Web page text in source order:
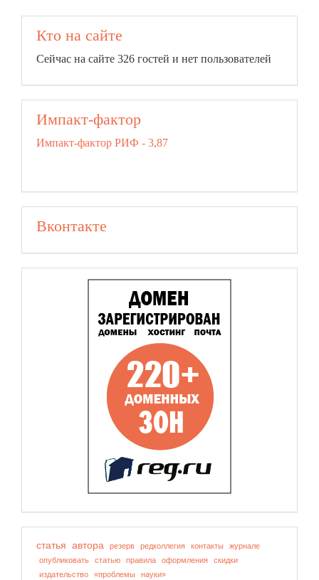
Кто на сайте
Сейчас на сайте 326 гостей и нет пользователей
Импакт-фактор
Импакт-фактор РИФ - 3,87
Вконтакте
статья автора резерв редколлегия контакты
журнале
опубликовать
статью правила оформления
скидки
издательство
«проблемы науки»